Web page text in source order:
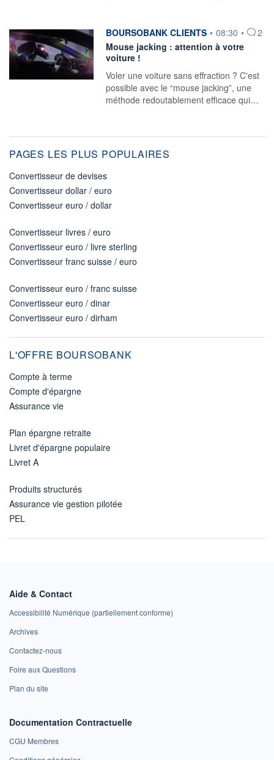
information fournie par
BOURSOBANK CLIENTS • 08:30 •
2
Mouse jacking : attention à votre
voiture !
Voler une voiture sans effraction ? C'est
possible avec le “mouse jacking”, une
méthode redoutablement efficace qui…
PAGES LES PLUS POPULAIRES
Convertisseur de devises
Convertisseur dollar / euro
Convertisseur euro / dollar
Convertisseur livres / euro
Convertisseur euro / livre sterling
Convertisseur franc suisse / euro
Convertisseur euro / franc suisse
Convertisseur euro / dinar
Convertisseur euro / dirham
L'OFFRE BOURSOBANK
Compte à terme
Compte d'épargne
Assurance vie
Plan épargne retraite
Livret d'épargne populaire
Livret A
Produits structurés
Assurance vie gestion pilotée
PEL
Aide & Contact
Accessibilité Numérique (partiellement conforme)
Archives
Contactez-nous
Foire aux Questions
Plan du site
Documentation Contractuelle
CGU Membres